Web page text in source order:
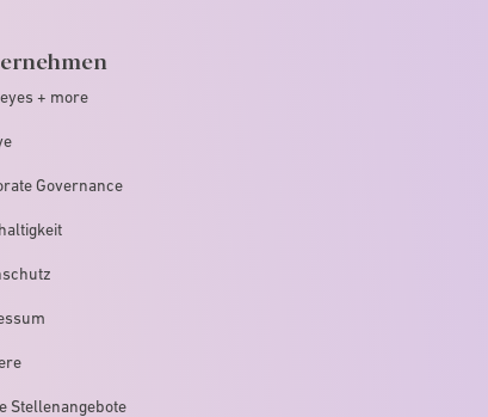
+ more
Governance
Stellenangebote